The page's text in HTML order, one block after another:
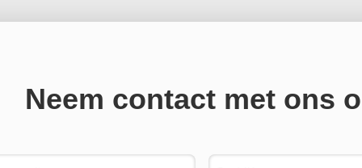
Neem contact met ons